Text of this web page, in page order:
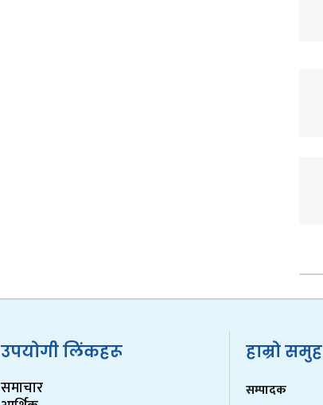
उपयोगी लिंकहरू
समाचार
हाम्रो समुह
सम्पादक